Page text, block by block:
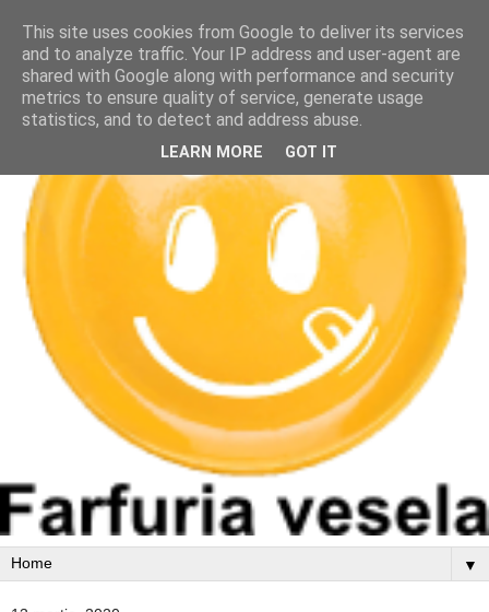
▼
This site uses cookies from Google to deliver its services
and to analyze traffic. Your IP address and user-agent are
shared with Google along with performance and security
metrics to ensure quality of service, generate usage
statistics, and to detect and address abuse.
LEARN MORE GOT IT